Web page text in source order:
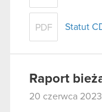
PDF Statut
Raport
20 czerwca 2023